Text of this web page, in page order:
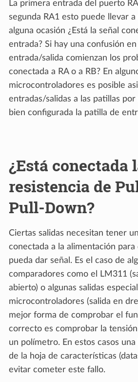
La primera entrada del puerto
segunda RA1 esto puede llevar
alguna ocasión ¿Está la señal
entrada? Si hay una confusión
entrada/salida comienzan los
conectada a RA o a RB? En
microcontroladores es posible
entradas/salidas a las patillas por
bien configurada la patilla de
¿Está conectada
resistencia de
Pull-Down?
Ciertas salidas necesitan tener
conectada a la alimentación para
pueda dar señal. Es el caso de
comparadores como el LM311
abierto) o algunas salidas
microcontroladores (salida en
mejor forma de comprobar el
correcto es comprobar la
un polímetro. En estos casos
de la hoja de características
evitar cometer este fallo.